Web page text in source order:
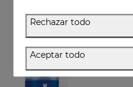
EXCLUSIVO ONLINE
Rechazar todo
Aceptar todo